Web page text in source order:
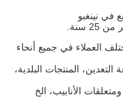
في نينغبو
سنة.
العملاء في جميع أنحاء
التعدين، المنتجات البلدية،
الأنابيب، الخ